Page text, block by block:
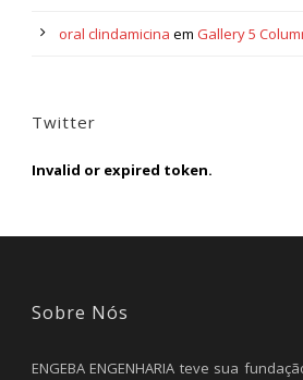
oral clindamicina em Gallery 5
Twitter
Invalid or expired token.
Sobre Nós
ENGEBA ENGENHARIA teve sua